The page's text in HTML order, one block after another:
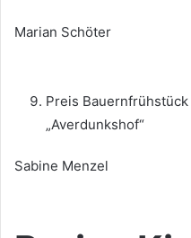
Marian Schöter
Preis
„Averdunkshof“
Sabine Menzel